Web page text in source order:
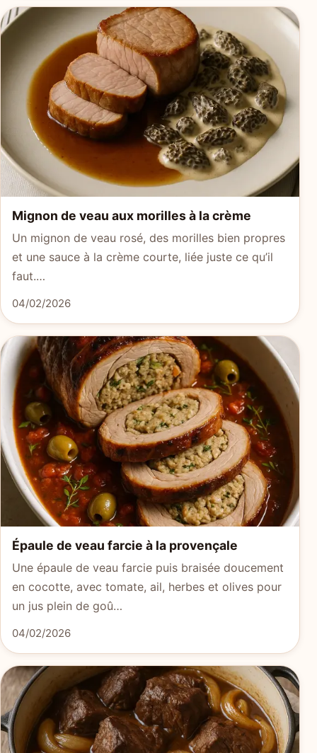
Mignon de veau aux morilles à la crème
Un mignon de veau rosé, des morilles bien propres
et une sauce à la crème courte, liée juste ce qu’il
faut.…
04/02/2026
Épaule de veau farcie à la provençale
Une épaule de veau farcie puis braisée doucement
en cocotte, avec tomate, ail, herbes et olives pour
un jus plein de goû…
04/02/2026